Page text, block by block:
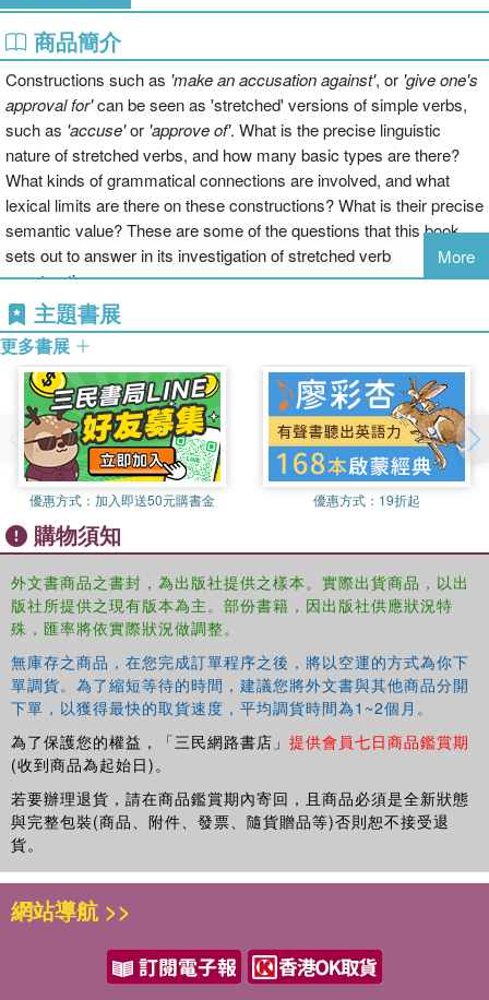
商品簡介
Constructions such as 'make an accusation against', or 'give one's
approval for'can be seen as 'stretched' versions of simple verbs,
such as 'accuse'or 'approve of'. What is the precise linguistic
nature of stretched verbs, and how many basic types are there?
What kinds of grammatical connections are involved, and what
lexical limits are there on these constructions? What is their precise
semantic value? These are some of the questions that this book
sets out to answer in its investigation of stretched verb
constructions.
More
主題書展
更多書展
優惠方式： 加入即送50元購書金 優惠方式： 19折起
購物須知
外文書商品之書封，為出版社提供之樣本。實際出貨商品，以出
版社所提供之現有版本為主。部份書籍，因出版社供應狀況特
殊，匯率將依實際狀況做調整。
無庫存之商品，在您完成訂單程序之後，將以空運的方式為你下
單調貨。為了縮短等待的時間，建議您將外文書與其他商品分開
下單，以獲得最快的取貨速度，平均調貨時間為1~2個月。
為了保護您的權益，「三民網路書店」 提供會員七日商品鑑賞期
(收到商品為起始日)。
若要辦理退貨，請在商品鑑賞期內寄回，且商品必須是全新狀態
與完整包裝(商品、附件、發票、隨貨贈品等)否則恕不接受退
貨。
網站導航 >>